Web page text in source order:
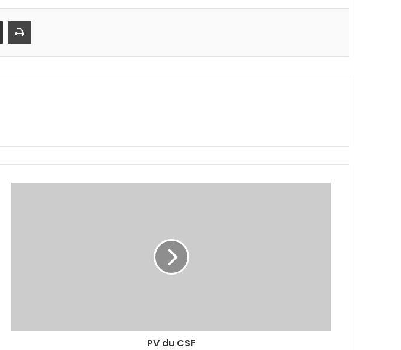
Partager par email Imprimer
PV du CSF